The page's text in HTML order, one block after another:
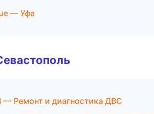
— Уфа
— Ремонт и диагностика ДВС